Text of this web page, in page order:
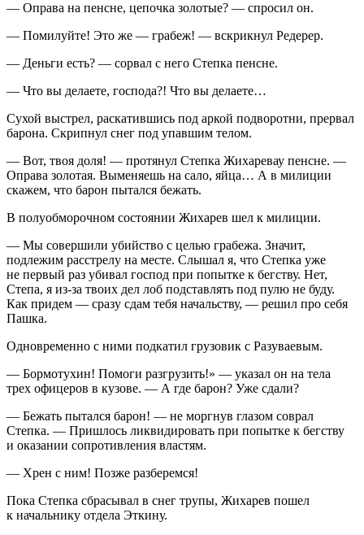
— Оправа на пенсне, цепочка золотые? — спросил он.
— Помилуйте! Это же — грабеж! — вскрикнул Редерер.
— Деньги есть? — сорвал с него Степка пенсне.
— Что вы делаете, господа?! Что вы делаете…
Сухой выстрел, раскатившись под аркой подворотни, прервал
барона. Скрипнул снег под упавшим телом.
— Вот, твоя доля! — протянул Степка Жихаревау пенсне. —
Оправа золотая. Выменяешь на сало, яйца… А в милиции
скажем, что барон пытался бежать.
В полуобморочном состоянии Жихарев шел к милиции.
— Мы совершили убийство с целью грабежа. Значит,
подлежим расстрелу на месте. Слышал я, что Степка уже
не первый раз убивал господ при попытке к бегству. Нет,
Степа, я из-за твоих дел лоб подставлять под пулю не буду.
Как придем — сразу сдам тебя начальству, — решил про себя
Пашка.
Одновременно с ними подкатил грузовик с Разуваевым.
— Бормотухин! Помоги разгрузить!» — указал он на тела
трех офицеров в кузове. — А где барон? Уже сдали?
— Бежать пытался барон! — не моргнув глазом соврал
Степка. — Пришлось ликвидировать при попытке к бегству
и оказании сопротивления властям.
— Хрен с ним! Позже разберемся!
Пока Степка сбрасывал в снег трупы, Жихарев пошел
к начальнику отдела Эткину.